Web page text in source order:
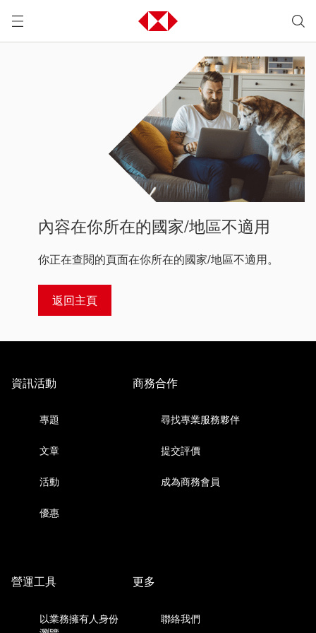
內容在你所在的國家/地區不適用
你正在查閱的頁面在你所在的國家/地區不適用。
返回主頁
資訊活動
專題
文章
活動
優惠
商務合作
尋找專業服務夥伴
提交評價
成為商務會員
營運工具
以業務擁有人身份
更多
聯絡我們